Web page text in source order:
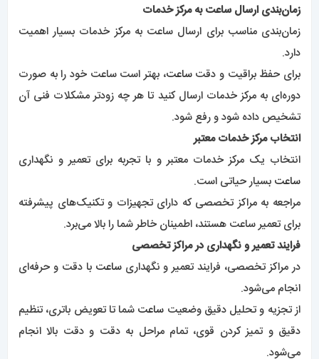
زمان‌بندی ارسال ساعت به مرکز خدمات
زمان‌بندی مناسب برای ارسال ساعت به مرکز خدمات بسیار اهمیت
دارد.
برای حفظ براقیت و دقتساعت، بهتر است ساعت خود را به صورت
دوره‌ای به مرکز خدمات ارسال کنید تا هر چه زودتر مشکلات فنی آن
تشخیص داده شود و رفع شود.
انتخاب مرکز خدمات معتبر
انتخاب یک مرکز خدمات معتبر و با تجربه برای تعمیر و نگهداری
ساعت بسیار حیاتی است.
مراجعه به مراکز تخصصی که دارای تجهیزات و تکنیک‌های پیشرفته
برای تعمیر ساعت هستند، اطمینان خاطر شما را بالا می‌برد.
فرایند تعمیر و نگهداری در مراکز تخصصی
در مراکز تخصصی، فرایند تعمیر و نگهداریساعت با دقت و حرفه‌ای
انجام می‌شود.
از تجزیه و تحلیل دقیق وضعیت ساعت شما تا تعویض باتری، تنظیم
دقیق و تمیز کردن قوی، تمام مراحل به دقت و دقت بالا انجام
می‌شود.